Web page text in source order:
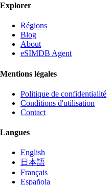
Explorer
Régions
Blog
About
eSIMDB Agent
Mentions légales
Politique de confidentialité
Conditions d'utilisation
Contact
Langues
English
日本語
Français
Española